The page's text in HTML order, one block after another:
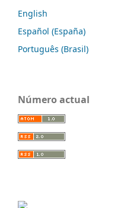
English
Español (España)
Português (Brasil)
Número actual